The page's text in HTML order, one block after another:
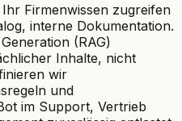
Firmenwissen zugreifen
interne Dokumentation.
(RAG)
Inhalte, nicht
wir
und
im Support, Vertrieb